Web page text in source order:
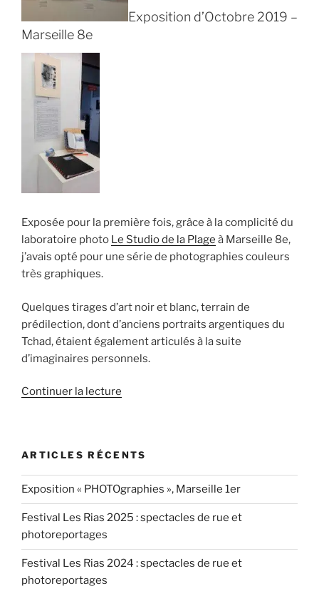
Exposition d’Octobre 2019 –
Marseille 8e
Exposée pour la première fois, grâce à la complicité du
laboratoire photo Le Studio de la Plage à Marseille 8e,
j’avais opté pour une série de photographies couleurs
très graphiques.
Quelques tirages d’art noir et blanc, terrain de
prédilection, dont d’anciens portraits argentiques du
Tchad, étaient également articulés à la suite
d’imaginaires personnels.
Continuer la lecture
Marseille
8e
–
Première »
ARTICLES RÉCENTS
Exposition « PHOTOgraphies », Marseille 1er
Festival Les Rias 2025 : spectacles de rue et
photoreportages
Festival Les Rias 2024 : spectacles de rue et
photoreportages